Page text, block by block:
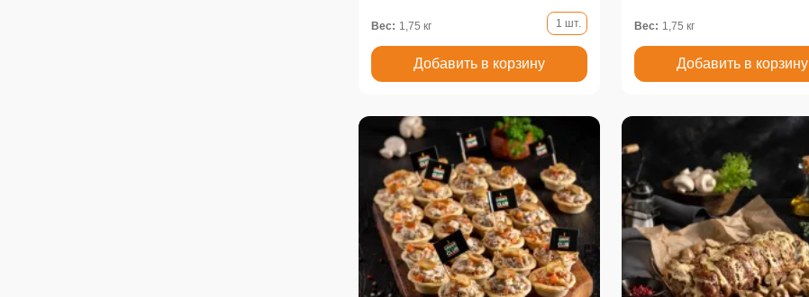
Вес: 1,75 кг 1 шт.
Добавить в корзину
Вес: 1,75 кг
Добавить в корзину